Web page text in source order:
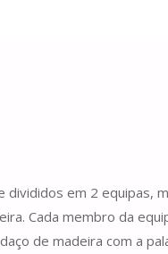
em 2 equipas,
Cada membro da
de madeira com a